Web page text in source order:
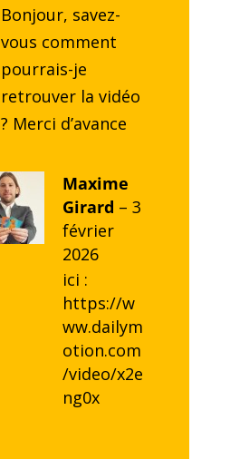
Bonjour, savez-
vous comment
pourrais-je
retrouver la vidéo
? Merci d’avance
Maxime
Girard – 3
février
2026
ici :
https://w
ww.dailym
otion.com
/video/x2e
ng0x